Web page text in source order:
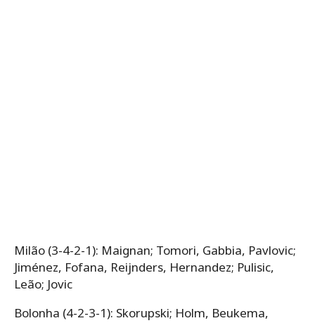
Milão (3-4-2-1): Maignan; Tomori, Gabbia, Pavlovic;
Jiménez, Fofana, Reijnders, Hernandez; Pulisic,
Leão; Jovic
Bolonha (4-2-3-1): Skorupski; Holm, Beukema,